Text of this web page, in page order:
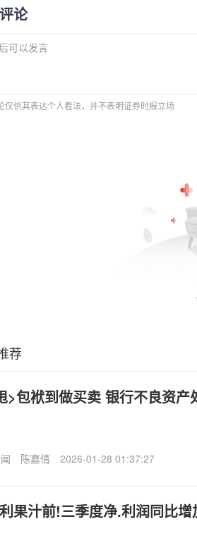
论
后可以发言
仅供其表达个人看法，并不表明证券时报立场
荐
>包袱到做买卖 银行不良资产
陈嘉倩 2026-01-28 01:37:27
果汁前!三季度净.利润同比增